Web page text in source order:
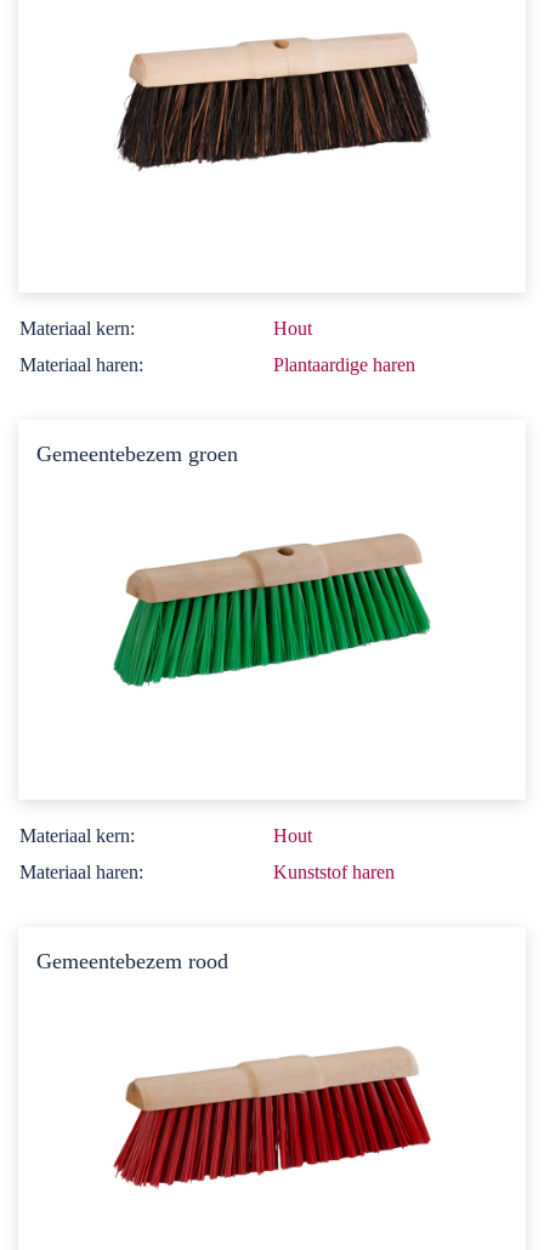
Materiaal kern:
Hout
Materiaal haren:
Plantaardige haren
Gemeentebezem groen
Materiaal kern:
Hout
Materiaal haren:
Kunststof haren
Gemeentebezem rood